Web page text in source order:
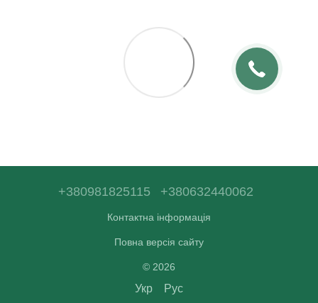
+380981825115 +380632440062
Контактна інформація
Повна версія сайту
© 2026
Укр Рус